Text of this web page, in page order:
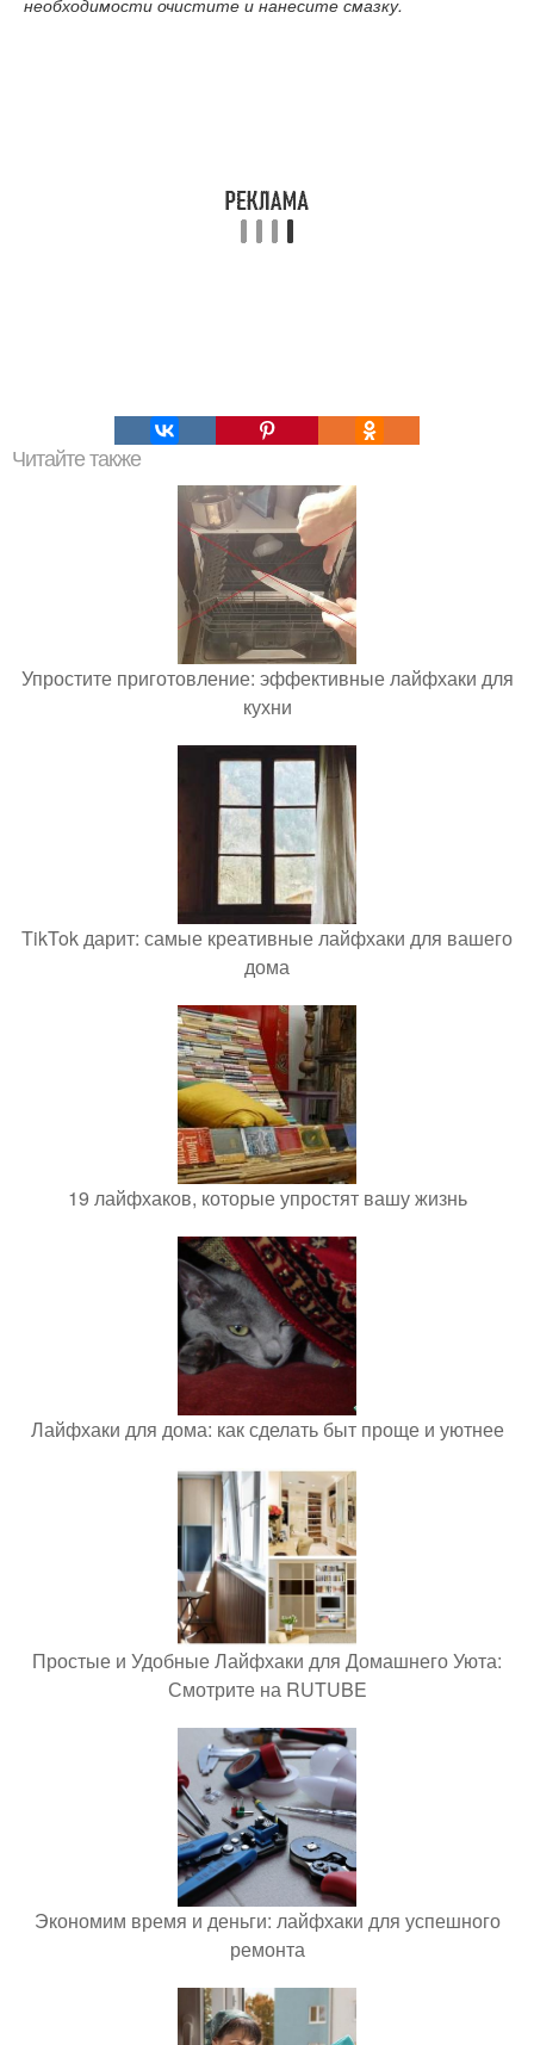
Читайте также
Упростите приготовление: эффективные лайфхаки для
кухни
TikTok дарит: самые креативные лайфхаки для вашего
дома
19 лайфхаков, которые упростят вашу жизнь
Лайфхаки для дома: как сделать быт проще и уютнее
Простые и Удобные Лайфхаки для Домашнего Уюта:
Смотрите на RUTUBE
Экономим время и деньги: лайфхаки для успешного
ремонта